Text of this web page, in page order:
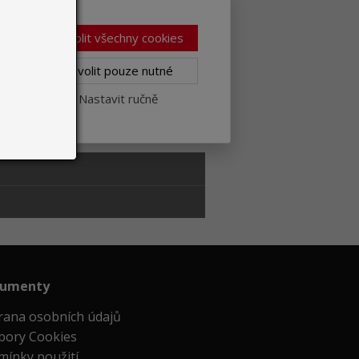
Povolit všechny cookies
Povolit pouze nutné
Nastavit ručně
129,65 € without
To cart
osobních údajů
Cookies